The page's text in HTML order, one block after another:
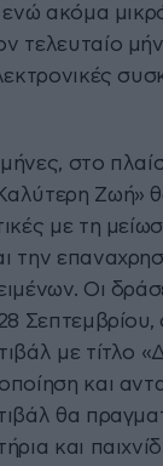
ακόμα
τελευταίο
στο
Ζωή»
με τη
την
Οι
Σεπτεμβρίου,
με τίτλο
και
θα
και